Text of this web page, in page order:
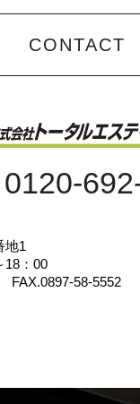
CONTACT
0120-
地1
18：00
FAX.0897-58-5552